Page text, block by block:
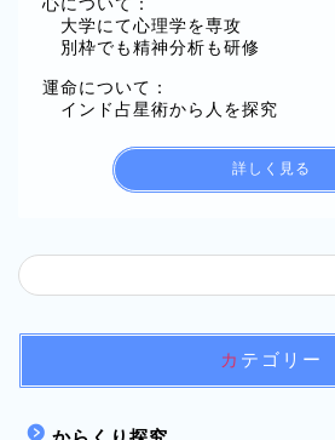
心について：
大学にて心理学を専攻
別枠でも精神分析も研修
運命について：
インド占星術から人を探究
詳しく見る
カテゴリー